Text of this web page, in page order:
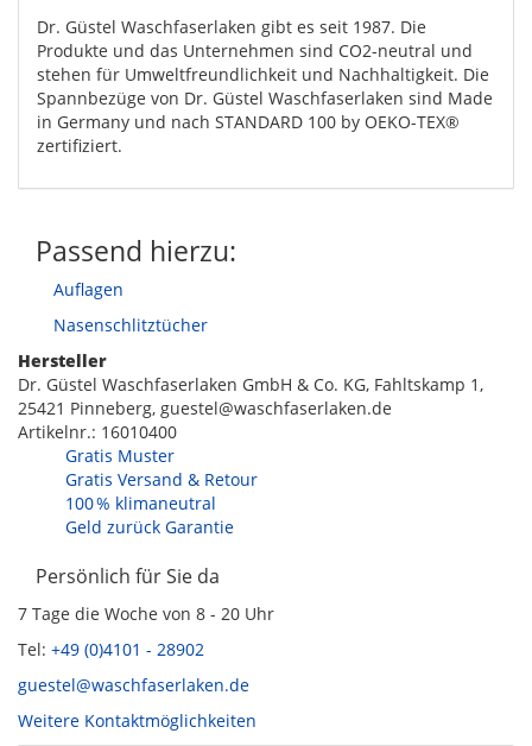
Dr. Güstel Waschfaserlaken gibt es seit 1987. Die
Produkte und das Unternehmen sind CO2-neutral und
stehen für Umweltfreundlichkeit und Nachhaltigkeit. Die
Spannbezüge von Dr. Güstel Waschfaserlaken sind Made
in Germany und nach STANDARD 100 by OEKO-TEX®
zertifiziert.
Passend hierzu:
Auflagen
Nasenschlitztücher
Hersteller
Dr. Güstel Waschfaserlaken GmbH & Co. KG, Fahltskamp 1,
25421 Pinneberg, guestel@waschfaserlaken.de
Artikelnr.: 16010400
Gratis Muster
Gratis Versand & Retour
100 % klimaneutral
Geld zurück Garantie
Persönlich für Sie da
7 Tage die Woche von 8 - 20 Uhr
Tel: +49 (0)4101 - 28902
guestel@waschfaserlaken.de
Weitere Kontaktmöglichkeiten